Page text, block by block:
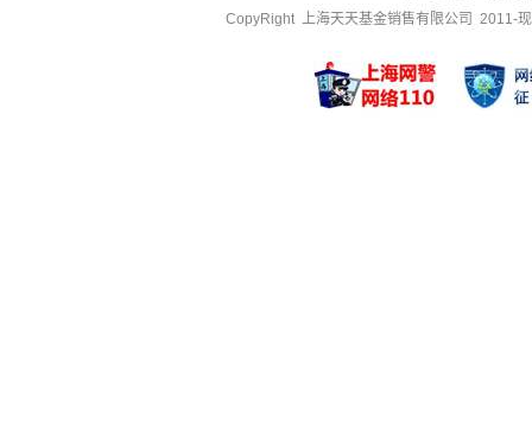
CopyRight 上海天天基金销售有限公司 2011-